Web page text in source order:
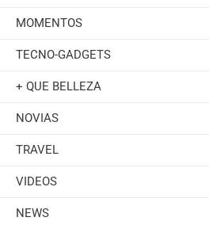
MOMENTOS
TECNO-GADGETS
+ QUE BELLEZA
NOVIAS
TRAVEL
VIDEOS
NEWS